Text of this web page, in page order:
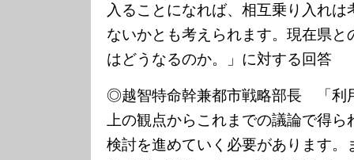
入ることになれば、相互乗り入れ
ないかとも考えられます。現在県と
はどうなるのか。」に対する回答
◎越智特命幹兼都市戦略部長 「利
上の観点からこれまでの議論で得
検討を進めていく必要があります。